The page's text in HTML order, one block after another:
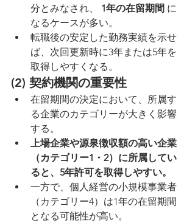
分とみなされ、 1年の在留期間 に
なるケースが多い。
転職後の安定した勤務実績を示せ
ば、次回更新時に3年または5年を
取得しやすくなる。
(2) 契約機関の重要性
在留期間の決定において、所属す
る企業のカテゴリーが大きく影響
する。
上場企業や源泉徴収額の高い企業
（カテゴリー1・2）に所属してい
ると、5年許可を取得しやすい。
一方で、個人経営の小規模事業者
（カテゴリー4）は1年の在留期間
となる可能性が高い。